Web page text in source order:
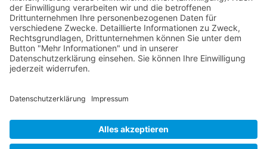
Kontakt
Telefon: +49 241 6084350
E-Mail:flow3d@flow3d.de